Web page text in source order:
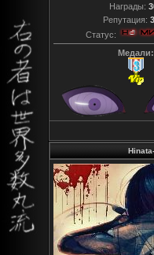
Награды:
Репутация:
Статус:
Медали: